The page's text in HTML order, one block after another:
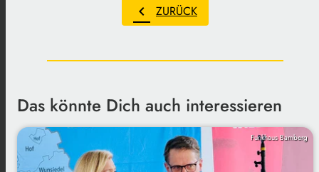
chevron_left ZURÜCK
Das könnte Dich auch interessieren
Funkhaus Bamberg